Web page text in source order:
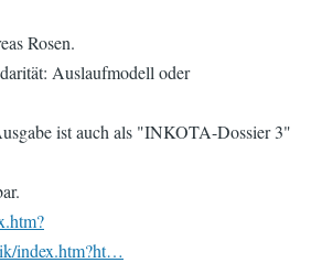
Rosen.
Auslaufmodell oder
ist auch als "INKOTA-Dossier 3"
index.htm?ht…